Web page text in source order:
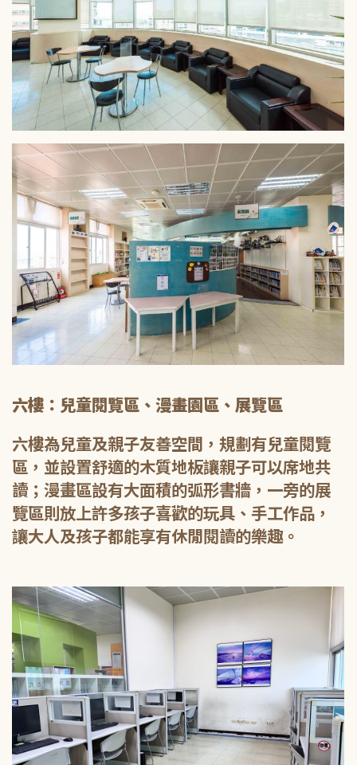
六樓：兒童閱覽區、漫畫園區、展覽區
六樓為兒童及親子友善空間，規劃有兒童閱覽
區，並設置舒適的木質地板讓親子可以席地共
讀；漫畫區設有大面積的弧形書牆，一旁的展
覽區則放上許多孩子喜歡的玩具、手工作品，
讓大人及孩子都能享有休閒閱讀的樂趣。